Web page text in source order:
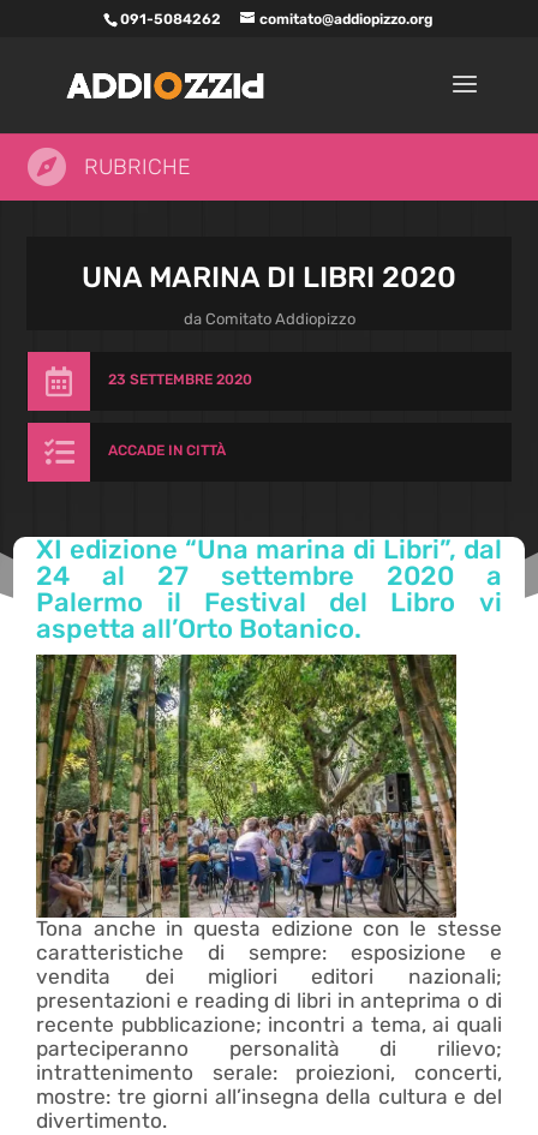
091-5084262 comitato@addiopizzo.org
 RUBRICHE
UNA MARINA DI LIBRI 2020
da Comitato Addiopizzo
 23 SETTEMBRE 2020
 ACCADE IN CITTÀ
XI edizione “Una marina di Libri”, dal
24 al 27 settembre 2020 a
Palermo il Festival del Libro vi
aspetta all’Orto Botanico.
Tona anche in questa edizione con le stesse
caratteristiche di sempre: esposizione e
vendita dei migliori editori nazionali;
presentazioni e reading di libri in anteprima o di
recente pubblicazione; incontri a tema, ai quali
parteciperanno personalità di rilievo;
intrattenimento serale: proiezioni, concerti,
mostre: tre giorni all’insegna della cultura e del
divertimento.